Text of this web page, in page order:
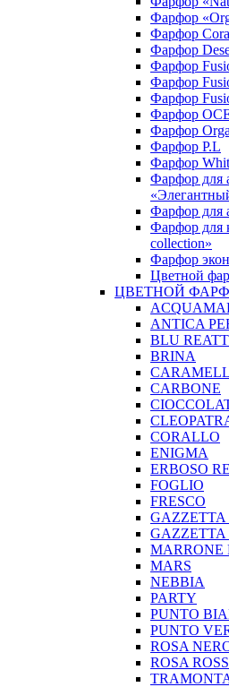
Фарфор
Фарфор
Фарфор
Фарфор
Фарфор
Фарфор
Фарфор
Фарфор
Фарфор P.L
Фарфор
Фарфор для
Фарфор для
Фарфор для
collection»
Фарфор
Цветной
ЦВЕТНОЙ
ANTICA
BLU
BRINA
CARBONE
CORALLO
ENIGMA
ERBOSO
FOGLIO
FRESCO
GAZZETTA
GAZZETTA
MARRONE
MARS
NEBBIA
PARTY
PUNTO
PUNTO
ROSA
ROSA